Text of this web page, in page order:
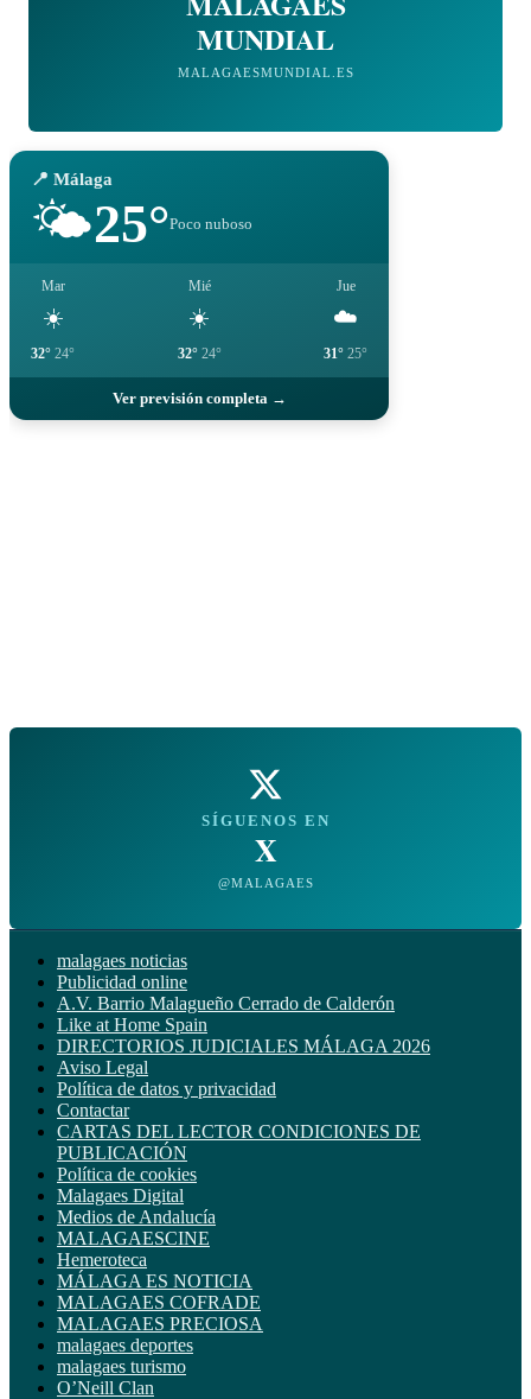
MUNDIAL
MALAGAESMUNDIAL.ES
📍 Málaga
🌤️25°Poco nuboso
Mar
☀️
32° 24°
Mié
☀️
32° 24°
Jue
☁️
31° 25°
Ver previsión completa →
SÍGUENOS EN
X
@MALAGAES
malagaes noticias
Publicidad online
A.V. Barrio Malagueño Cerrado de Calderón
Like at Home Spain
DIRECTORIOS JUDICIALES MÁLAGA 2026
Aviso Legal
Política de datos y privacidad
Contactar
CARTAS DEL LECTOR CONDICIONES DE
PUBLICACIÓN
Política de cookies
Malagaes Digital
Medios de Andalucía
MALAGAESCINE
Hemeroteca
MÁLAGA ES NOTICIA
MALAGAES COFRADE
MALAGAES PRECIOSA
malagaes deportes
malagaes turismo
O’Neill Clan